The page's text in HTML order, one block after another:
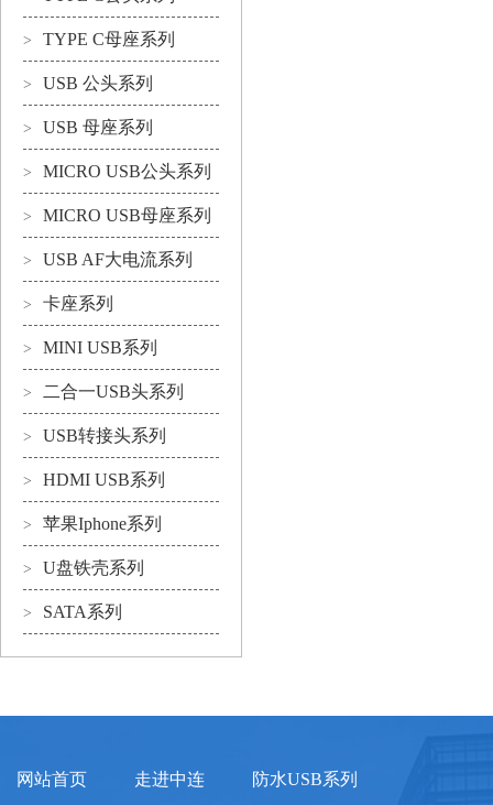
> TYPE C母座系列
> USB 公头系列
> USB 母座系列
> MICRO USB公头系列
> MICRO USB母座系列
> USB AF大电流系列
> 卡座系列
> MINI USB系列
> 二合一USB头系列
> USB转接头系列
> HDMI USB系列
> 苹果Iphone系列
> U盘铁壳系列
> SATA系列
网站首页 走进中连 防水USB系列